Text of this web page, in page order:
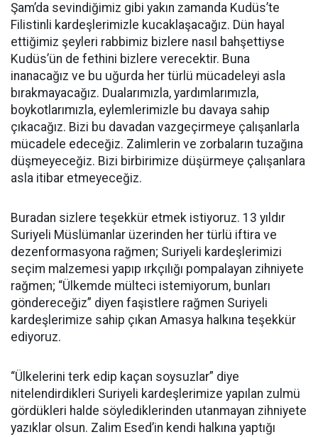
Şam’da sevindiğimiz gibi yakın zamanda Kudüs’te
Filistinli kardeşlerimizle kucaklaşacağız. Dün hayal
ettiğimiz şeyleri rabbimiz bizlere nasıl bahşettiyse
Kudüs’ün de fethini bizlere verecektir. Buna
inanacağız ve bu uğurda her türlü mücadeleyi asla
bırakmayacağız. Dualarımızla, yardımlarımızla,
boykotlarımızla, eylemlerimizle bu davaya sahip
çıkacağız. Bizi bu davadan vazgeçirmeye çalışanlarla
mücadele edeceğiz. Zalimlerin ve zorbaların tuzağına
düşmeyeceğiz. Bizi birbirimize düşürmeye çalışanlara
asla itibar etmeyeceğiz.
Buradan sizlere teşekkür etmek istiyoruz. 13 yıldır
Suriyeli Müslümanlar üzerinden her türlü iftira ve
dezenformasyona rağmen; Suriyeli kardeşlerimizi
seçim malzemesi yapıp ırkçılığı pompalayan zihniyete
rağmen; “Ülkemde mülteci istemiyorum, bunları
göndereceğiz” diyen faşistlere rağmen Suriyeli
kardeşlerimize sahip çıkan Amasya halkına teşekkür
ediyoruz.
“Ülkelerini terk edip kaçan soysuzlar” diye
nitelendirdikleri Suriyeli kardeşlerimize yapılan zulmü
gördükleri halde söylediklerinden utanmayan zihniyete
yazıklar olsun. Zalim Esed’in kendi halkına yaptığı